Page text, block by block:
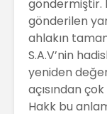
göndermiştir.
gönderilen
ahlakın
S.A.V’nin
yeniden
açısından
Hakk bu